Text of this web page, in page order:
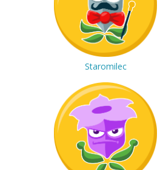
Staromilec